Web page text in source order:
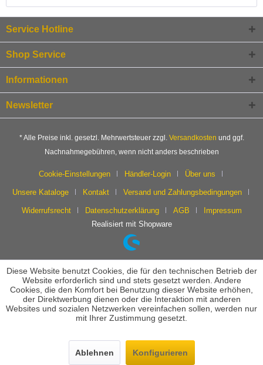
Service Hotline
Shop Service
Informationen
Newsletter
* Alle Preise inkl. gesetzl. Mehrwertsteuer zzgl. Versandkosten und ggf.
Nachnahmegebühren, wenn nicht anders beschrieben
Cookie-Einstellungen Händler-Login Über uns
Unsere Kataloge Kontakt Versand und Zahlungsbedingungen
Widerrufsrecht Datenschutzerklärung AGB
Impressum
Realisiert mit Shopware
Diese Website benutzt Cookies, die für den technischen Betrieb der
Website erforderlich sind und stets gesetzt werden. Andere
Cookies, die den Komfort bei Benutzung dieser Website erhöhen,
der Direktwerbung dienen oder die Interaktion mit anderen
Websites und sozialen Netzwerken vereinfachen sollen, werden nur
mit Ihrer Zustimmung gesetzt.
Ablehnen Konfigurieren